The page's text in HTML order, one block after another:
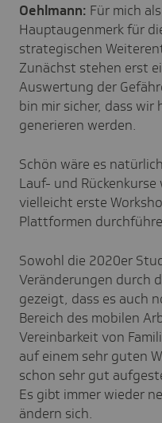
Oehlmann: Für mich
Hauptaugenmerk für
strategischen
Zunächst stehen erst
Auswertung der
bin mir sicher, dass wir
generieren werden.
Schön wäre es
Lauf- und
vielleicht erste
Plattformen
Sowohl die 2020er
Veränderungen durch
gezeigt, dass es auch
Bereich des mobilen
Vereinbarkeit von
auf einem sehr guten
schon sehr gut
Es gibt immer wieder
ändern sich.